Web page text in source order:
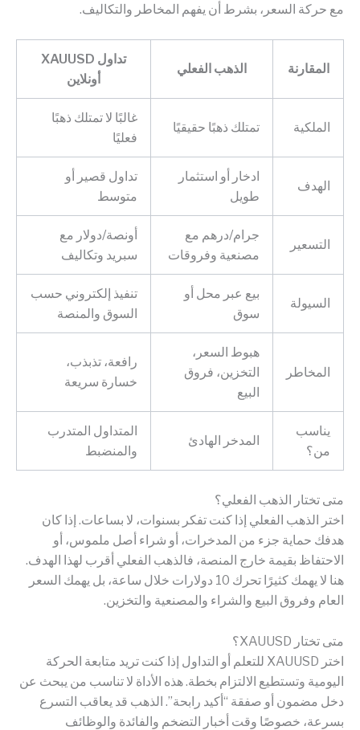
مع حركة السعر، بشرط أن يفهم المخاطر والتكاليف.
المقارنة الذهب الفعلي
تداول XAUUSD
أونلاين
الملكية تمتلك ذهبًا حقيقيًا
غالبًا لا تمتلك ذهبًا
فعليًا
الهدف
ادخار أو استثمار
طويل
تداول قصير أو
متوسط
التسعير
جرام/درهم مع
مصنعية وفروقات
أونصة/دولار مع
سبريد وتكاليف
السيولة
بيع عبر محل أو
سوق
تنفيذ إلكتروني حسب
السوق والمنصة
المخاطر
هبوط السعر،
التخزين، فروق
البيع
رافعة، تذبذب،
خسارة سريعة
يناسب
من؟
المدخر الهادئ
المتداول المتدرب
والمنضبط
متى تختار الذهب الفعلي؟
اختر الذهب الفعلي إذا كنت تفكر بسنوات، لا بساعات. إذا كان
هدفك حماية جزء من المدخرات، أو شراء أصل ملموس، أو
الاحتفاظ بقيمة خارج المنصة، فالذهب الفعلي أقرب لهذا الهدف.
هنا لا يهمك كثيرًا تحرك 10 دولارات خلال ساعة، بل يهمك السعر
العام وفروق البيع والشراء والمصنعية والتخزين.
متى تختار XAUUSD؟
اختر XAUUSD للتعلم أو التداول إذا كنت تريد متابعة الحركة
اليومية وتستطيع الالتزام بخطة. هذه الأداة لا تناسب من يبحث عن
دخل مضمون أو صفقة “أكيد رابحة”. الذهب قد يعاقب التسرع
بسرعة، خصوصًا وقت أخبار التضخم والفائدة والوظائف